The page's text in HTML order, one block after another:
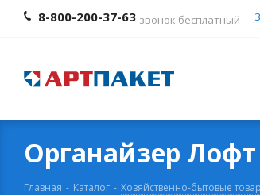
8-800-200-37-63 звонок бесплатный
Органайзер
Главная - Каталог - Хозяйственно-бытовые